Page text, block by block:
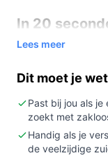
In 20
Kopen als:
gebruikstijd
voor beter
Niet kopen
nodig hebt,
Lees meer
Dit moet je
Past bij jou als
zoekt met
Handig als je
de veelzijdige